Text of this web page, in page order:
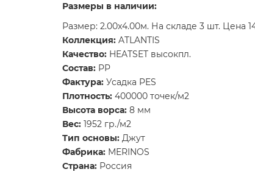
Размеры в наличии:
Размер: 2.00x4.00м. На складе 3 шт. Цена
Коллекция: ATLANTIS
Качество: HEATSET высокпл.
Состав: PP
Фактура: Усадка PES
Плотность: 400000 точек/м2
Высота ворса: 8 мм
Вес: 1952 гр./м2
Тип основы: Джут
Фабрика: MERINOS
Страна: Россия